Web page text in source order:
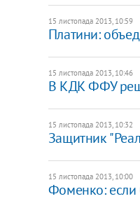
15 листопада 2013, 10:59
Платини:
15 листопада 2013, 10:46
В КДК ФФУ
15 листопада 2013, 10:32
Защитник
15 листопада 2013, 10:00
Фоменко: если